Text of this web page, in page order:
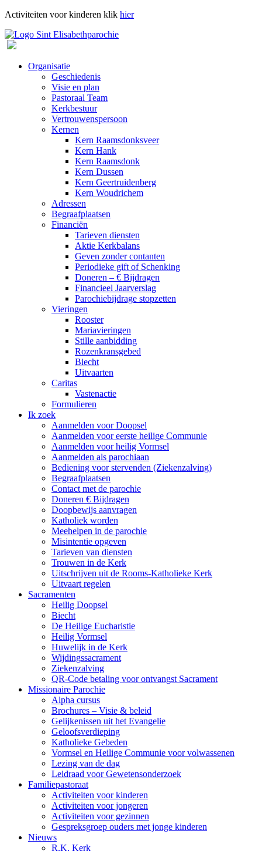
Activiteiten voor kinderen klik hier
Organisatie
Geschiedenis
Visie en plan
Pastoraal Team
Kerkbestuur
Vertrouwenspersoon
Kernen
Kern Raamsdonksveer
Kern Hank
Kern Raamsdonk
Kern Dussen
Kern Geertruidenberg
Kern Woudrichem
Adressen
Begraafplaatsen
Financiën
Tarieven diensten
Aktie Kerkbalans
Geven zonder contanten
Periodieke gift of Schenking
Doneren – € Bijdragen
Financieel Jaarverslag
Parochiebijdrage stopzetten
Vieringen
Rooster
Mariavieringen
Stille aanbidding
Rozenkransgebed
Biecht
Uitvaarten
Caritas
Vastenactie
Formulieren
Ik zoek
Aanmelden voor Doopsel
Aanmelden voor eerste heilige Communie
Aanmelden voor heilig Vormsel
Aanmelden als parochiaan
Bediening voor stervenden (Ziekenzalving)
Begraafplaatsen
Contact met de parochie
Doneren € Bijdragen
Doopbewijs aanvragen
Katholiek worden
Meehelpen in de parochie
Misintentie opgeven
Tarieven van diensten
Trouwen in de Kerk
Uitschrijven uit de Rooms-Katholieke Kerk
Uitvaart regelen
Sacramenten
Heilig Doopsel
Biecht
De Heilige Eucharistie
Heilig Vormsel
Huwelijk in de Kerk
Wijdingssacrament
Ziekenzalving
QR-Code betaling voor ontvangst Sacrament
Missionaire Parochie
Alpha cursus
Brochures – Visie & beleid
Gelijkenissen uit het Evangelie
Geloofsverdieping
Katholieke Gebeden
Vormsel en Heilige Communie voor volwassenen
Lezing van de dag
Leidraad voor Gewetensonderzoek
Familiepastoraat
Activiteiten voor kinderen
Activiteiten voor jongeren
Activiteiten voor gezinnen
Gespreksgroep ouders met jonge kinderen
Nieuws
R.K. Kerk